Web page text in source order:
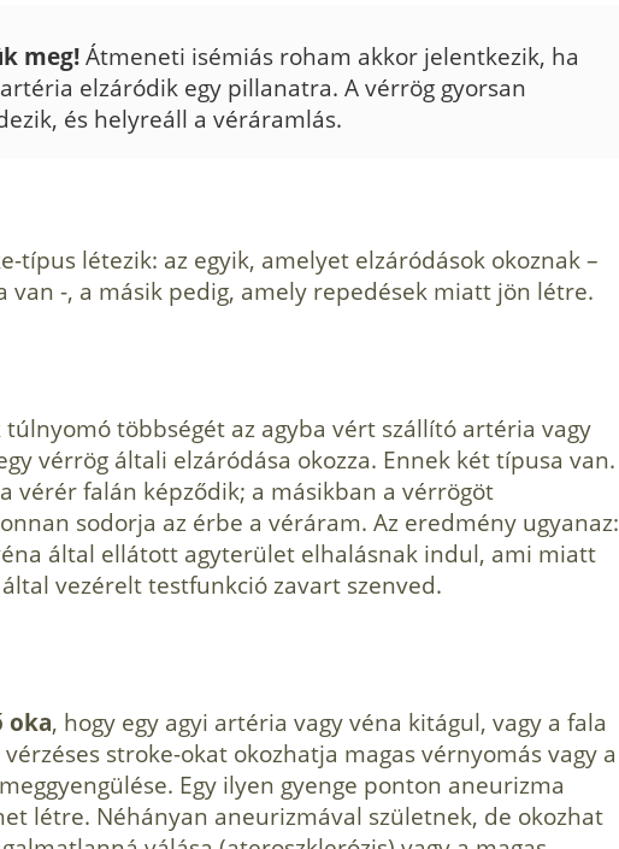
meg!Átmeneti isémiás roham akkor jelent­kezik, ha
elzáródik egy pillanatra. A vérrög gyorsan
és helyreáll a véráramlás.
típus létezik: az egyik, amelyet elzáródások okoznak –
van -, a másik pedig, amely repedések miatt jön létre.
túlnyomó többségét az agyba vért szállító artéria vagy
vérrög általi elzáródása okozza. Ennek két típusa van.
vérér falán képződik; a másikban a vérrögöt
sodorja az érbe a véráram. Az eredmény ugyanaz:
által ellátott agyterület elhalásnak indul, ami miatt
vezérelt testfunkció zavart szenved.
oka, hogy egy agyi artéria vagy véna kitágul, vagy a fala
vérzéses stroke-okat okozhatja magas vérnyomás vagy a
Egy ilyen gyenge ponton aneurizma
létre. Néhányan aneurizmával születnek, de okozhat